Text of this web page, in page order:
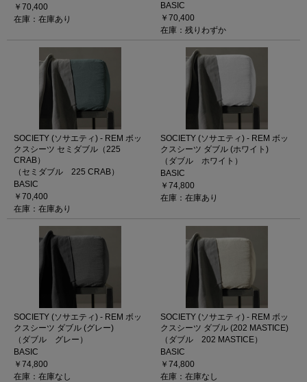
￥70,400
在庫：在庫あり
BASIC
￥70,400
在庫：残りわずか
SOCIETY (ソサエティ) - REM ボッ
クスシーツ セミダブル（225
CRAB）
（セミダブル 225 CRAB）
BASIC
￥70,400
在庫：在庫あり
SOCIETY (ソサエティ) - REM ボッ
クスシーツ ダブル (ホワイト)
（ダブル ホワイト）
BASIC
￥74,800
在庫：在庫あり
SOCIETY (ソサエティ) - REM ボッ
クスシーツ ダブル (グレー)
（ダブル グレー）
BASIC
￥74,800
在庫：在庫なし
SOCIETY (ソサエティ) - REM ボッ
クスシーツ ダブル (202 MASTICE)
（ダブル 202 MASTICE）
BASIC
￥74,800
在庫：在庫なし